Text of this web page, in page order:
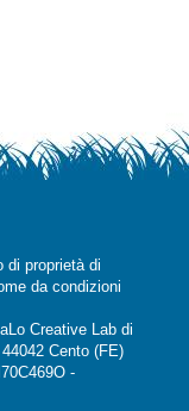
di proprietà di
da condizioni
Creative Lab di
Cento (FE)
-